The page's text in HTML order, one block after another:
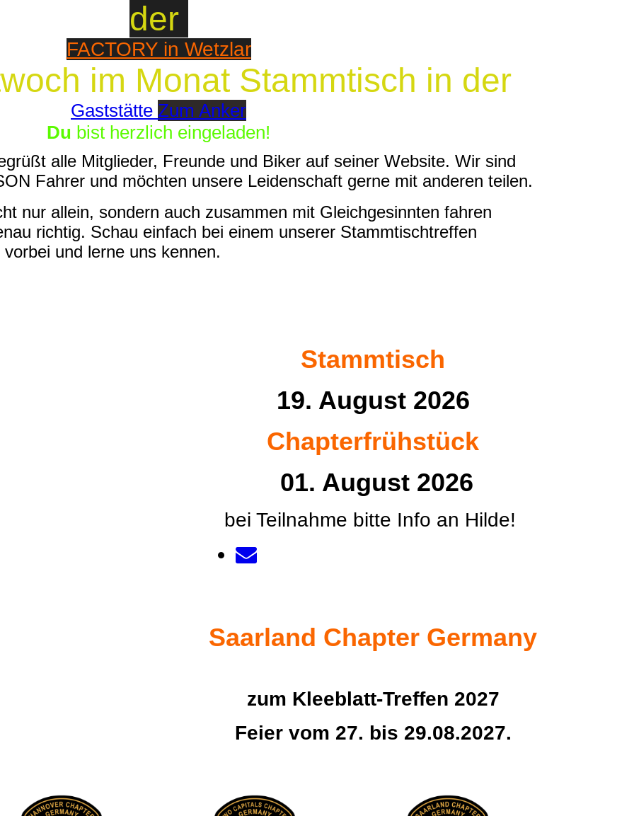
der
FACTORY in Wetzlar
im Monat Stammtisch in der
Gaststätte Zum Anker
Du bist herzlich eingeladen!
alle Mitglieder, Freunde und Biker auf seiner Website. Wir sind
Fahrer und möchten unsere Leidenschaft gerne mit anderen teilen.
nur allein, sondern auch zusammen mit Gleichgesinnten fahren
richtig. Schau einfach bei einem unserer Stammtischtreffen
und lerne uns kennen.
Stammtisch
19. August 2026
Chapterfrühstück
01. August 2026
bei Teilnahme bitte Info an Hilde!
Saarland Chapter Germany
zum Kleeblatt-Treffen 2027
Feier vom 27. bis 29.08.2027.